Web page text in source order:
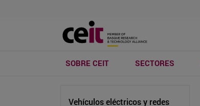
SOBRE CEIT SECTORES
Vehículos eléctricos y redes